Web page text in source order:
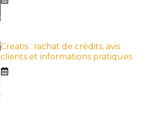
Creatis : rachat de crédits, avis
clients et informations pratiques